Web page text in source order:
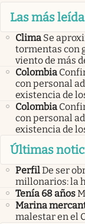
Las más
Clima Se
tormentas con
viento de más
Colombia
con personal
existencia de
Colombia
con personal
existencia de
Últimas
PerfilDe ser
millonarios: la
Tenía 68 años
Marina
malestar en el